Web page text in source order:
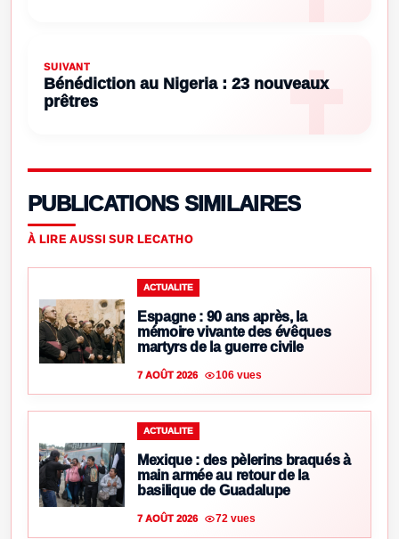
SUIVANT
Bénédiction au Nigeria : 23 nouveaux
prêtres
PUBLICATIONS SIMILAIRES
À LIRE AUSSI SUR LECATHO
ACTUALITE
Espagne : 90 ans après, la
mémoire vivante des évêques
martyrs de la guerre civile
7 AOÛT 2026 106 vues
ACTUALITE
Mexique : des pèlerins braqués à
main armée au retour de la
basilique de Guadalupe
7 AOÛT 2026 72 vues